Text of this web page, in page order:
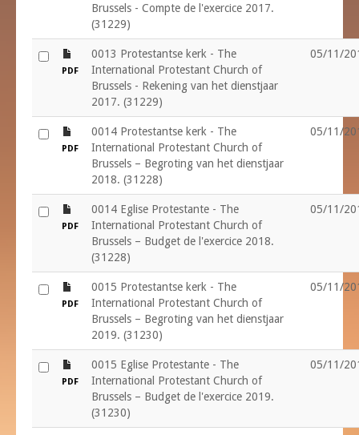
Brussels - Compte de l'exercice 2017.
(31229)
PDF
0013 Protestantse kerk - The
International Protestant Church of
Brussels - Rekening van het dienstjaar
2017. (31229)
05/11/
PDF
0014 Protestantse kerk - The
International Protestant Church of
Brussels – Begroting van het dienstjaar
2018. (31228)
05/11/
PDF
0014 Eglise Protestante - The
International Protestant Church of
Brussels – Budget de l'exercice 2018.
(31228)
05/11/
PDF
0015 Protestantse kerk - The
International Protestant Church of
Brussels – Begroting van het dienstjaar
2019. (31230)
05/11/
PDF
0015 Eglise Protestante - The
International Protestant Church of
Brussels – Budget de l'exercice 2019.
(31230)
05/11/